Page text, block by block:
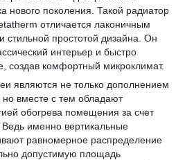
нового поколения. Такой радиатор
отличается лаконичным
стильной простотой дизайна. Он
интерьер и быстро
создав комфортный микроклимат.
являются не только дополнением
вместе с тем обладают
обогрева помещения за счет
именно вертикальные
равномерное распределение
допустимую площадь